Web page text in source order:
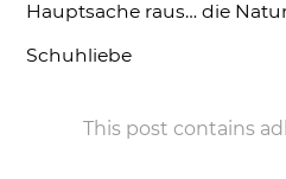
Hauptsache raus… die
Schuhliebe
This post contains